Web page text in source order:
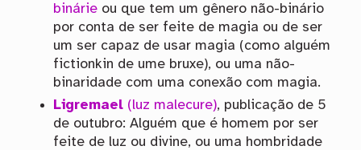
binárieou que tem um gênero não-binário
por conta de ser feite de magia ou de ser
um ser capaz de usar magia (como alguém
fictionkin de ume bruxe), ou uma não-
binaridade com uma conexão com magia.
Ligremael(luz malecure), publicação de 5
de outubro: Alguém que é homem por ser
feite de luz ou divine, ou uma hombridade